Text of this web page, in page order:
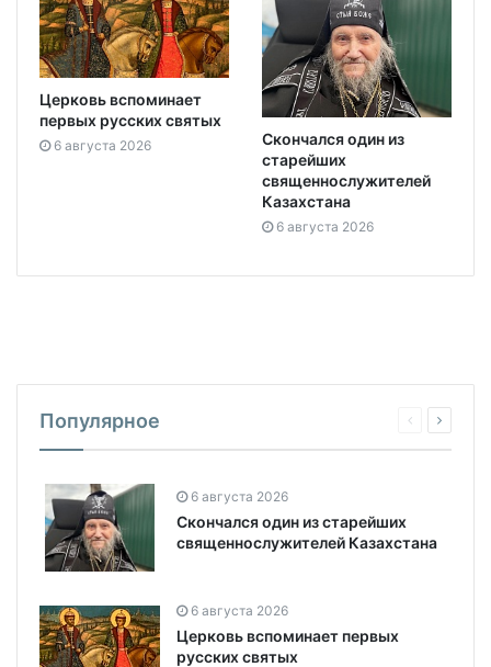
Церковь вспоминает
первых русских святых
6 августа 2026
Скончался один из
старейших
священнослужителей
Казахстана
6 августа 2026
Популярное
6 августа 2026
Скончался один из старейших
священнослужителей Казахстана
6 августа 2026
Церковь вспоминает первых
русских святых